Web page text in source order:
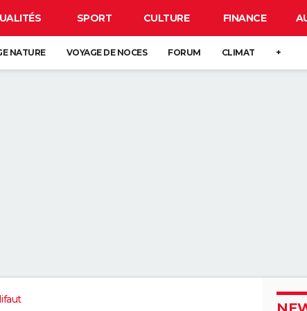
SPORT CULTURE FINANCE
NATURE VOYAGE DE NOCES FORUM CLIMAT +